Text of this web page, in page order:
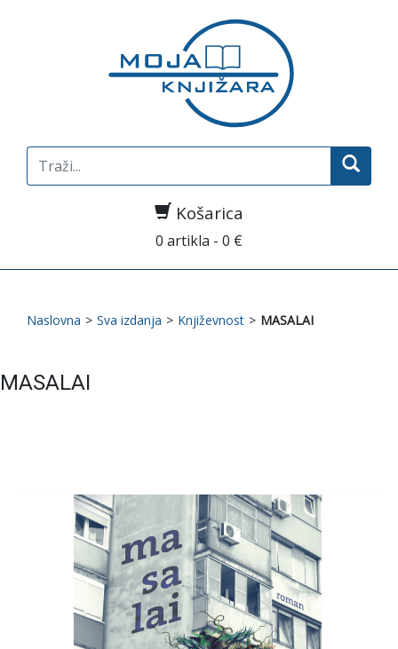
Search
for:
Košarica
0 artikla - 0 €
Naslovna > Sva izdanja > Književnost > MASALAI
MASALAI